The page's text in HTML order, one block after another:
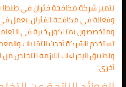
تتميز شركة مكافحة فئران في طنطا
وفعالة في مكافحة الفئران. يعمل
ومتخصصون يمتلكون خبرة في
تستخدم الشركة أحدث التقنيات
وتطبيق الإجراءات اللازمة للتخلص
أخرى.